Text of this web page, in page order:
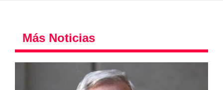
Más Noticias